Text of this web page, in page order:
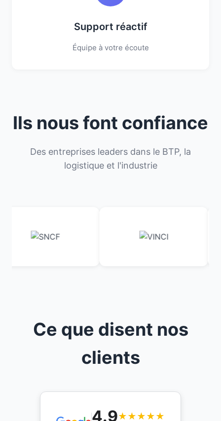
Support réactif
Équipe à votre écoute
Ils nous font confiance
Des entreprises leaders dans le BTP, la
logistique et l'industrie
Ce que disent nos
clients
4.9★★★★★